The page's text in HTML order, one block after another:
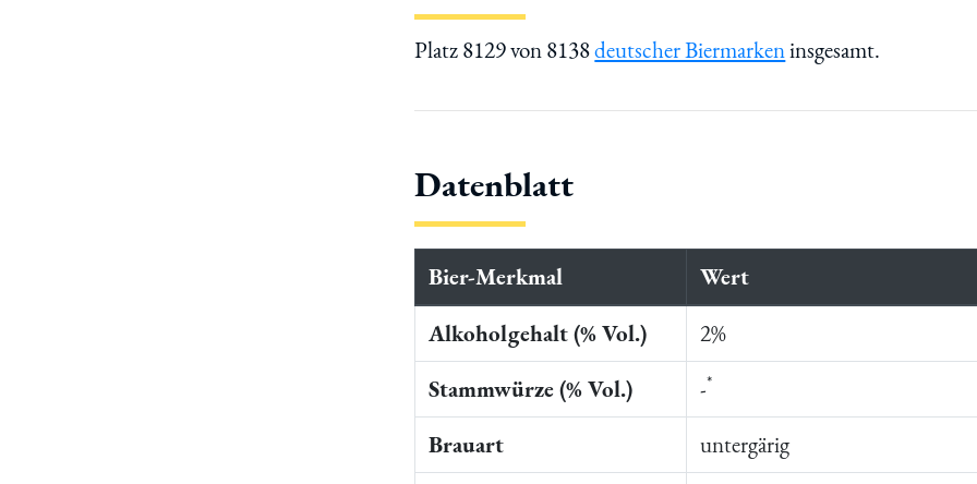
Platz 8129 von 8138deutscher Biermarkeninsgesamt.
Datenblatt
Bier-Merkmal
Wert
Alkoholgehalt (% Vol.)
2%
Stammwürze (% Vol.)
-*
Brauart
untergärig